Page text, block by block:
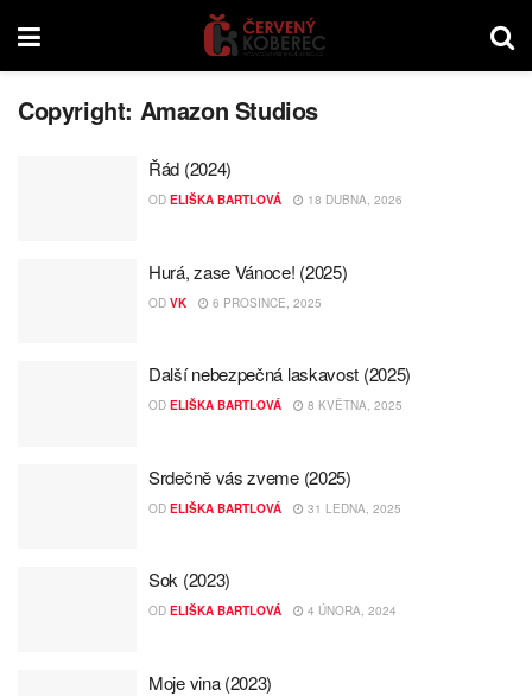
Copyright: Amazon Studios
Řád (2024)
OD ELIŠKA BARTLOVÁ 18 DUBNA, 2026
Hurá, zase Vánoce! (2025)
OD VK 6 PROSINCE, 2025
Další nebezpečná laskavost (2025)
OD ELIŠKA BARTLOVÁ 8 KVĚTNA, 2025
Srdečně vás zveme (2025)
OD ELIŠKA BARTLOVÁ 31 LEDNA, 2025
Sok (2023)
OD ELIŠKA BARTLOVÁ 4 ÚNORA, 2024
Moje vina (2023)